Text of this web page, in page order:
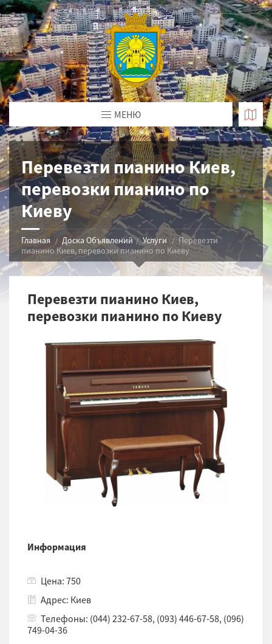
МЕНЮ
Перевезти пианино Киев,
перевозки пианино по
Киеву
Главная Доска Объявлений Услуги
Перевезти
пианино Киев, перевозки пианино по Киеву
Перевезти пианино Киев,
перевозки пианино по Киеву
Информация
Цена: 750
Адрес: Киев
Телефоны: (044) 232-67-58, (093) 446-67-58, (096)
749-04-36